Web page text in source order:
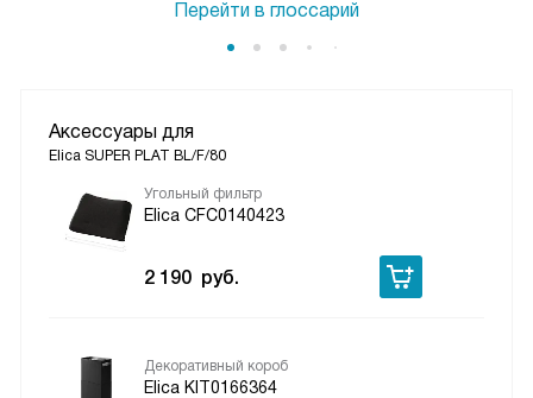
Перейти в глоссарий
Аксессуары для
Elica SUPER PLAT BL/F/80
Угольный фильтр
Elica CFC0140423
2 190 руб.
Декоративный короб
Elica KIT0166364